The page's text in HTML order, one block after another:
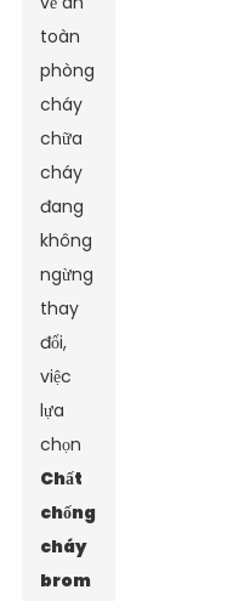
toàn
phòng
cháy
chữa
cháy
đang
không
ngừng
thay
đổi,
việc
lựa
chọn
Chất
chống
cháy
brom